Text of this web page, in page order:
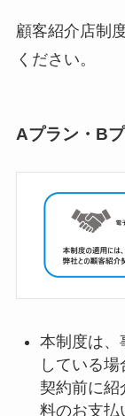
顧客紹介店制
ください。
Aプラン・B
本制度は、
している場
契約前に紹
料のお支払